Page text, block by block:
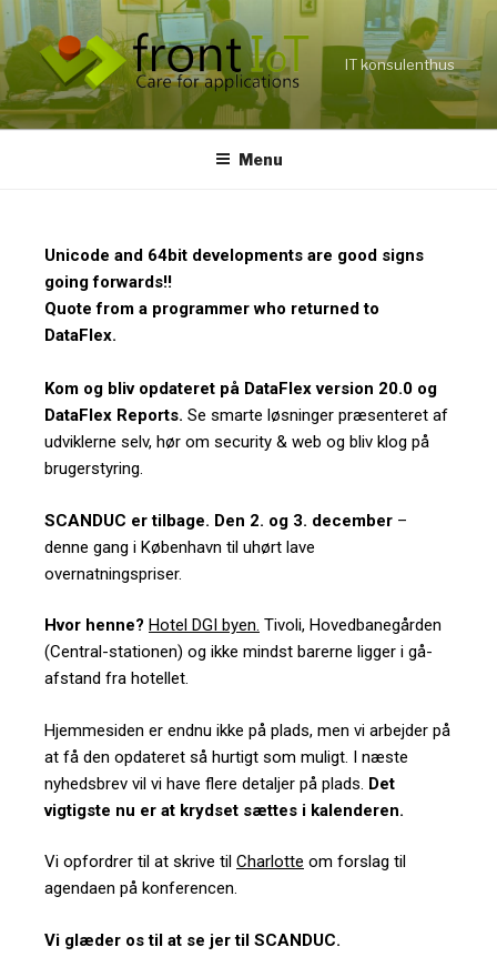
IT konsulenthus
Menu
Unicode and 64bit developments are good signs
going forwards!!
Quote from a programmer who returned to
DataFlex.
Kom og bliv opdateret på DataFlex version 20.0 og
DataFlex Reports. Se smarte løsninger præsenteret af
udviklerne selv, hør om security & web og bliv klog på
brugerstyring.
SCANDUC er tilbage. Den 2. og 3. december –
denne gang i København til uhørt lave
overnatningspriser.
Hvor henne? Hotel DGI byen. Tivoli, Hovedbanegården
(Central-stationen) og ikke mindst barerne ligger i gå-
afstand fra hotellet.
Hjemmesiden er endnu ikke på plads, men vi arbejder på
at få den opdateret så hurtigt som muligt. I næste
nyhedsbrev vil vi have flere detaljer på plads. Det
vigtigste nu er at krydset sættes i kalenderen.
Vi opfordrer til at skrive til Charlotte om forslag til
agendaen på konferencen.
Vi glæder os til at se jer til SCANDUC.